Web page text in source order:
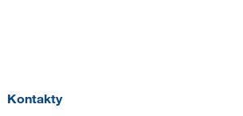
Kontakty